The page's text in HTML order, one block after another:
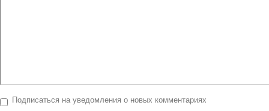
Подписаться на уведомления о новых комментариях